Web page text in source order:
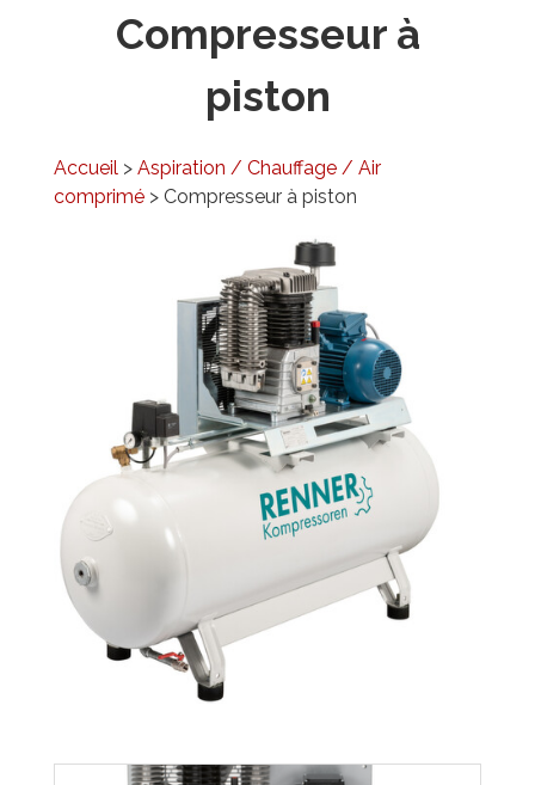
MACHINES CLASSIQUES
MACHINES SPÉCIALES
PROMOTIONS
RÉFÉRENCES
Compresseur à
piston
Accueil > Aspiration / Chauffage / Air
comprimé > Compresseur à piston